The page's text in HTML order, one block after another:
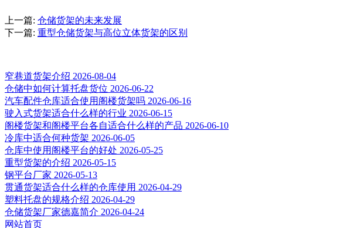
上一篇: 仓储货架的未来发展
下一篇: 重型仓储货架与高位立体货架的区别
窄巷道货架介绍 2026-08-04
仓储中如何计算托盘货位 2026-06-22
汽车配件仓库适合使用阁楼货架吗 2026-06-16
驶入式货架适合什么样的行业 2026-06-15
阁楼货架和阁楼平台各自适合什么样的产品 2026-06-10
冷库中适合何种货架 2026-06-05
仓库中使用阁楼平台的好处 2026-05-25
重型货架的介绍 2026-05-15
钢平台厂家 2026-05-13
贯通货架适合什么样的仓库使用 2026-04-29
塑料托盘的规格介绍 2026-04-29
仓储货架厂家德嘉简介 2026-04-24
网站首页